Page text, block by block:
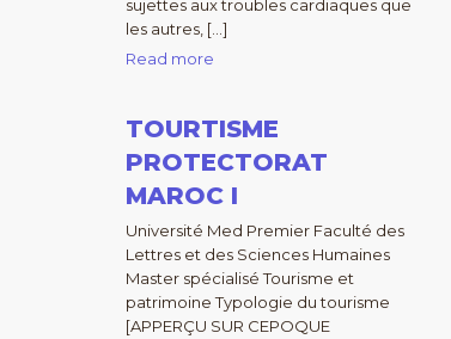
sujettes aux troubles cardiaques que
les autres, […]
Read more
TOURTISME
PROTECTORAT
MAROC I
Université Med Premier Faculté des
Lettres et des Sciences Humaines
Master spécialisé Tourisme et
patrimoine Typologie du tourisme
[APPERÇU SUR CEPOQUE